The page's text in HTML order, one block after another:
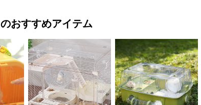
のおすすめアイテム